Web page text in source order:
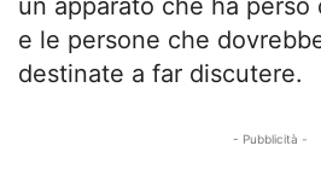
e le persone che
destinate a far discutere.
- Pubblicità -